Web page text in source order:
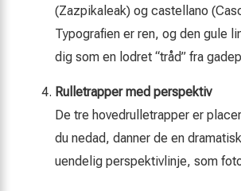
(Zazpikaleak) og castellano
Typografien er ren, og den gule
dig som en lodret “tråd” fra
Rulletrapper med perspektiv
De tre hovedrulletrapper er
du nedad, danner de en
uendelig perspektivlinje, som